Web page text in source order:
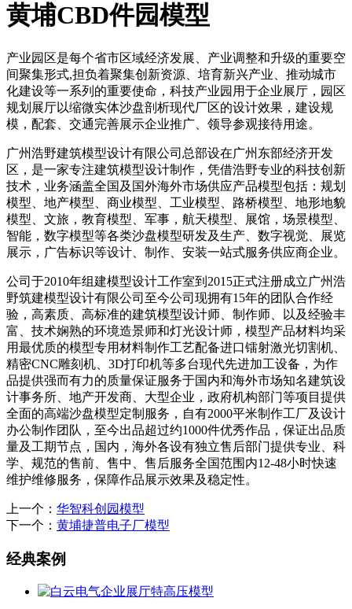
黄埔CBD件园模型
产业园区是每个省市区域经济发展、产业调整和升级的重要空
间聚集形式,担负着聚集创新资源、培育新兴产业、推动城市
化建设等一系列的重要使命，科技产业园用于企业展厅，园区
规划展厅以缩微实体沙盘剖析现代厂区的设计效果，建设规
模，配套、交通完善展示企业推广、领导参观接待用途。
广州浩野建筑模型设计有限公司总部设在广州东部经济开发
区，是一家专注建筑模型设计制作，凭借浩野专业的科技创新
技术，业务涵盖全国及国外海外市场供应产品模型包括：规划
模型、地产模型、商业模型、工业模型、路桥模型、地形地貌
模型、文旅，教育模型、军事，航天模型、展馆，场景模型、
智能，数字模型等各类沙盘模型研发及生产、数字视觉、展览
展示，广告标识等设计、制作、安装一站式服务供应商企业。
公司于2010年组建模型设计工作室到2015正式注册成立广州浩
野筑建模型设计有限公司至今公司现拥有15年的团队合作经
验，高素质、高标准的建筑模型设计师、制作师、以及经验丰
富、技术娴熟的环境造景师和灯光设计师，模型产品材料均采
用最优质的模型专用材料制作工艺配备进口镭射激光切割机、
精密CNC雕刻机、3D打印机等多台现代先进加工设备，为作
品提供强而有力的质量保证服务于国内和海外市场知名建筑设
计事务所、地产开发商、大型企业，政府机构部门等项目提供
全面的高端沙盘模型定制服务，自有2000平米制作工厂及设计
办公制作团队，至今出品超过约1000件优秀作品，保证出品质
量及工期节点，国内，海外各设有独立售后部门提供专业、科
学、规范的售前、售中、售后服务全国范围内12-48小时快速
维护维修服务，保障作品展示效果及稳定性。
上一个： 华智科创园模型
下一个： 黄埔捷普电子厂模型
经典案例